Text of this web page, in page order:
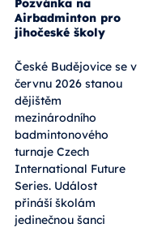
Pozvánka na
Airbadminton pro
jihočeské školy
České Budějovice se v
červnu 2026 stanou
dějištěm
mezinárodního
badmintonového
turnaje Czech
International Future
Series. Událost
přináší školám
jedinečnou šanci